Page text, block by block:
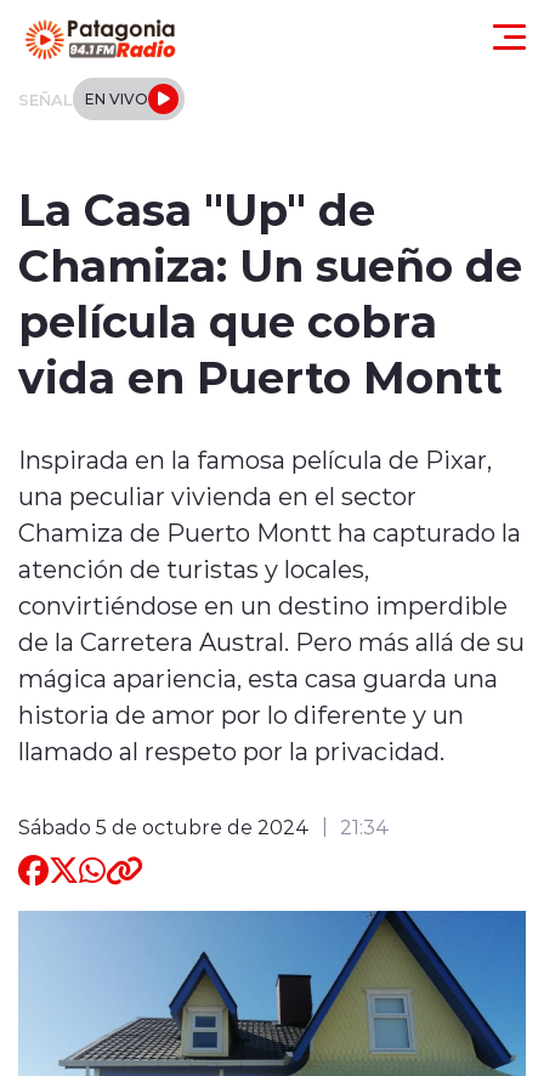
SEÑAL EN VIVO
Tendencias
Deportes
Entrevistas
Quienes Somos
La Casa "Up" de
Chamiza: Un sueño de
película que cobra
vida en Puerto Montt
Inspirada en la famosa película de Pixar,
una peculiar vivienda en el sector
Chamiza de Puerto Montt ha capturado la
atención de turistas y locales,
convirtiéndose en un destino imperdible
de la Carretera Austral. Pero más allá de su
mágica apariencia, esta casa guarda una
historia de amor por lo diferente y un
llamado al respeto por la privacidad.
Sábado 5 de octubre de 2024 21:34